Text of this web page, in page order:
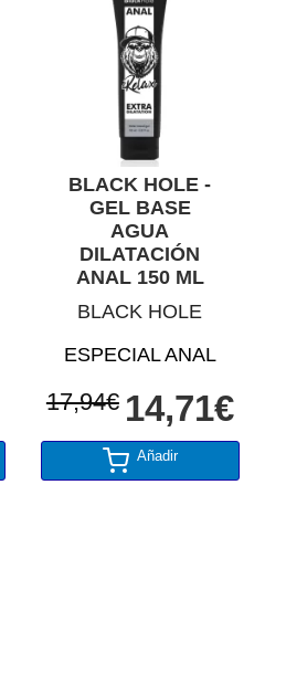
BLACK HOLE -
GEL BASE
AGUA
DILATACIÓN
ANAL 150 ML
BLACK HOLE
ESPECIAL ANAL
17,94€ 14,71€
Añadir